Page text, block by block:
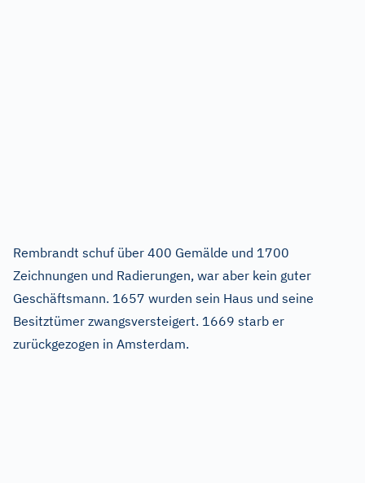
Rembrandt schuf über 400 Gemälde und 1700
Zeichnungen und Radierungen, war aber kein guter
Geschäftsmann. 1657 wurden sein Haus und seine
Besitztümer zwangsversteigert. 1669 starb er
zurückgezogen in Amsterdam.